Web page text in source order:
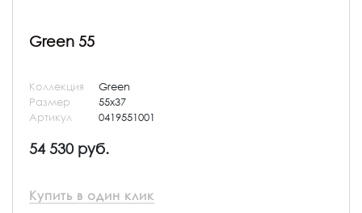
Green 55
Коллекция
Green
Размер
55x37
Артикул
0419551001
54 530 руб.
Купить в один клик